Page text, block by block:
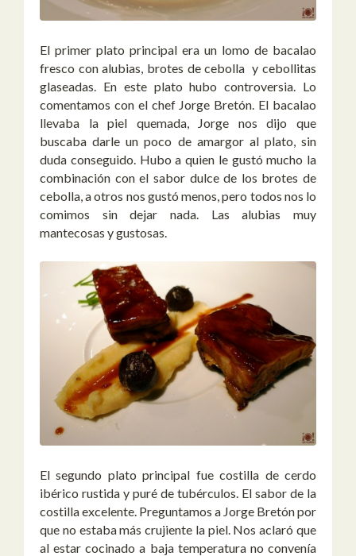
El primer plato principal era un lomo de bacalao
fresco con alubias, brotes de cebolla y cebollitas
glaseadas. En este plato hubo controversia. Lo
comentamos con el chef Jorge Bretón. El bacalao
llevaba la piel quemada, Jorge nos dijo que
buscaba darle un poco de amargor al plato, sin
duda conseguido. Hubo a quien le gustó mucho la
combinación con el sabor dulce de los brotes de
cebolla, a otros nos gustó menos, pero todos nos lo
comimos sin dejar nada. Las alubias muy
mantecosas y gustosas.
El segundo plato principal fue costilla de cerdo
ibérico rustida y puré de tubérculos. El sabor de la
costilla excelente. Preguntamos a Jorge Bretón por
que no estaba más crujiente la piel. Nos aclaró que
al estar cocinado a baja temperatura no convenía